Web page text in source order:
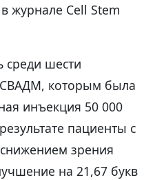
журнале Cell Stem
среди шести
СВАДМ, которым была
инъекция 50 000
пациенты с
зрения
на 21,67 букв